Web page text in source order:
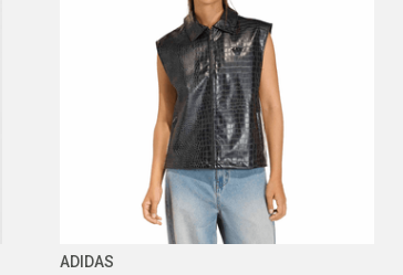
ADIDAS